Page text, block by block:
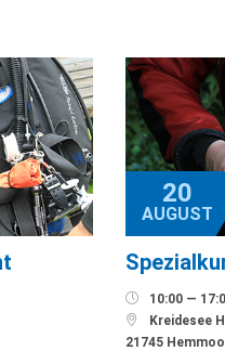
20
AUGUST
 10:00 —

Kreidesee
21745